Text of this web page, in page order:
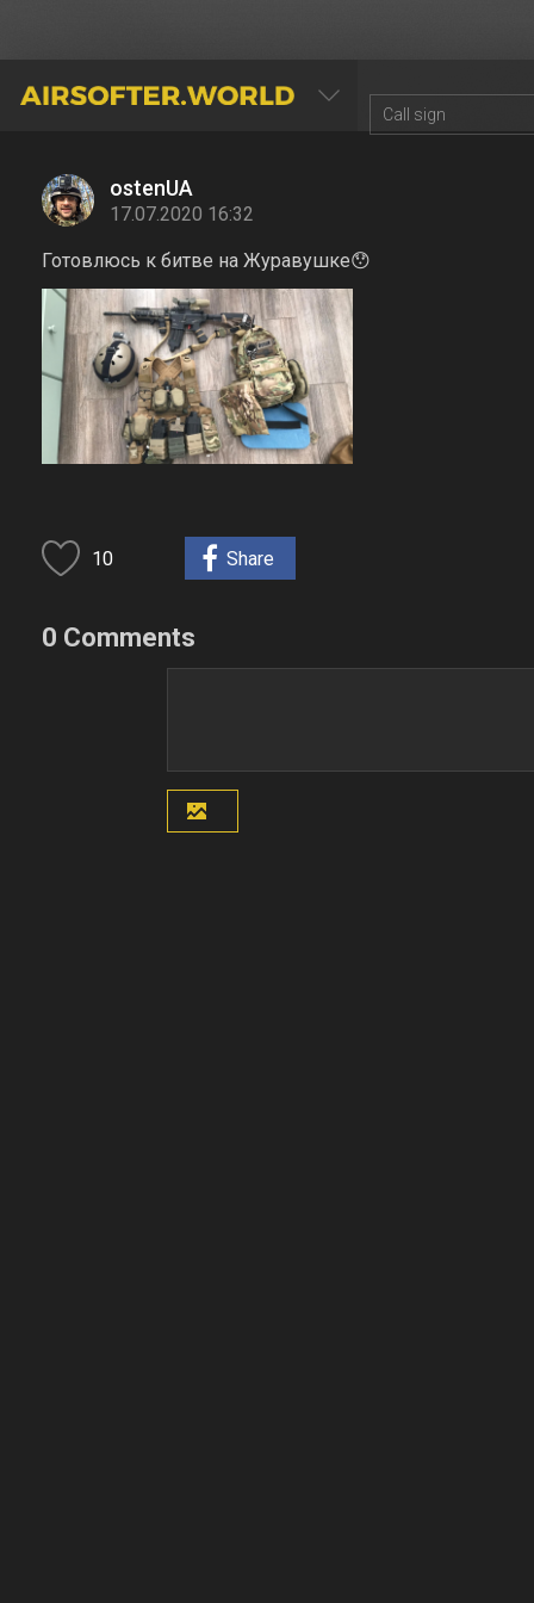
AIRSOFTER.WORLD
ostenUA
17.07.2020 16:32
Готовлюсь к битве на Журавушке😯
10 Share
0 Comments